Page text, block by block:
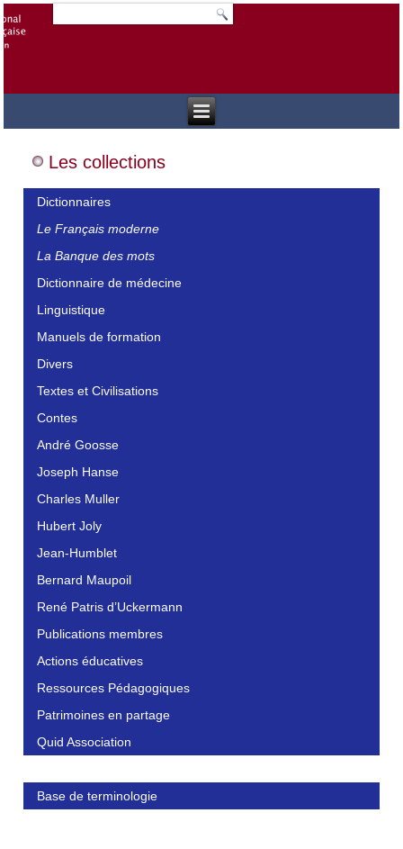
Les collections
Dictionnaires
Le Français moderne
La Banque des mots
Dictionnaire de médecine
Linguistique
Manuels de formation
Divers
Textes et Civilisations
Contes
André Goosse
Joseph Hanse
Charles Muller
Hubert Joly
Jean-Humblet
Bernard Maupoil
René Patris d’Uckermann
Publications membres
Actions éducatives
Ressources Pédagogiques
Patrimoines en partage
Quid Association
Base de terminologie